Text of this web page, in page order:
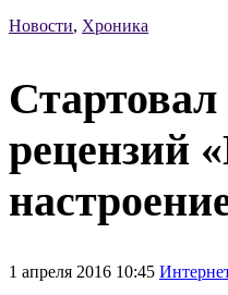
Новости, Хроника
рецензий
1 апреля 2016 10:45